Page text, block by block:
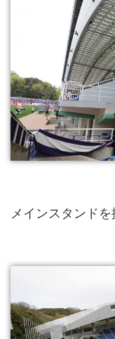
メインスタンド